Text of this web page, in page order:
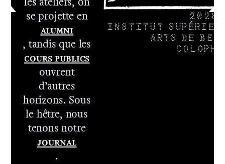
se projette en
Alumni
, tandis que les
Cours publics
ouvrent
d’autres
horizons. Sous
le hêtre, nous
tenons notre
Journal
.
2026
INSTITUT
ARTS DE